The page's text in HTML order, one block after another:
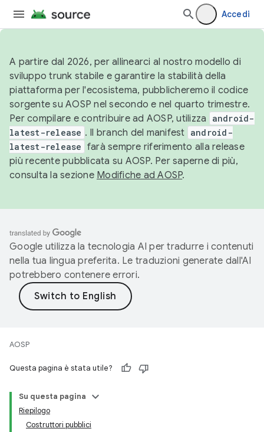
Accedi
A partire dal 2026, per allinearci al nostro modello di
sviluppo trunk stabile e garantire la stabilità della
piattaforma per l'ecosistema, pubblicheremo il codice
sorgente su AOSP nel secondo e nel quarto trimestre.
Per compilare e contribuire ad AOSP, utilizza
android-
latest-release . Il branch del manifest android-
latest-release farà sempre riferimento alla release
più recente pubblicata su AOSP. Per saperne di più,
consulta la sezione Modifiche ad AOSP.
Google utilizza la tecnologia AI per tradurre i contenuti
nella tua lingua preferita. Le traduzioni generate dall'AI
potrebbero contenere errori.
AOSP
Questa pagina è stata utile?
Su questa pagina
Riepilogo
Costruttori pubblici